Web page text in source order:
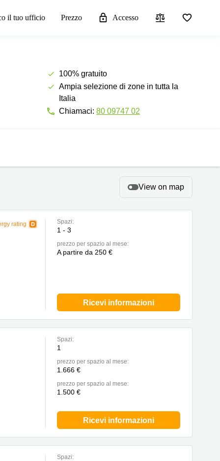
il tuo ufficio Prezzo Accesso
100% gratuito
Ampia selezione di zone in tutta la
Italia
Chiamaci: 80 09747 02
View on map
rating Spazi:
1 - 3
prezzo per spazio al mese:
A partire da 250 €
Ricevi informazioni
Spazi:
1
prezzo per spazio al mese:
1.666 €
prezzo per spazio al mese:
1.500 €
Ricevi informazioni
Spazi: